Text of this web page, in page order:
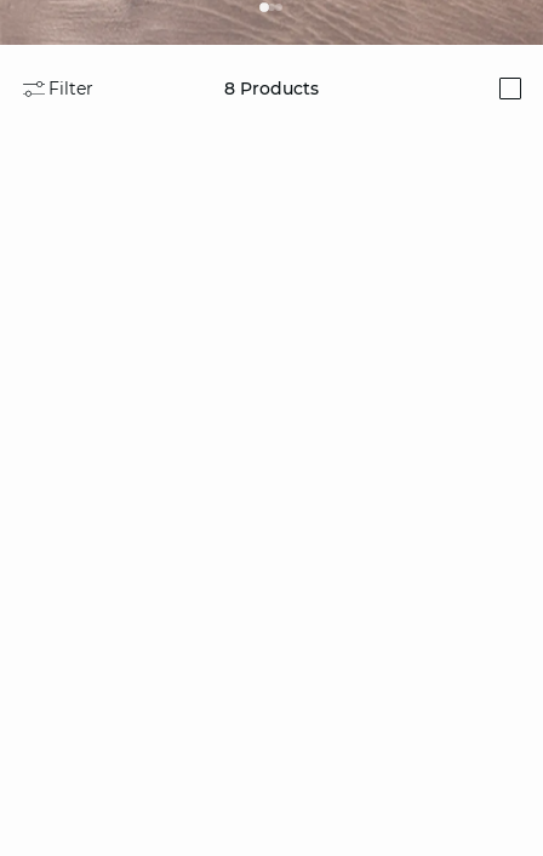
Filter 8 Products